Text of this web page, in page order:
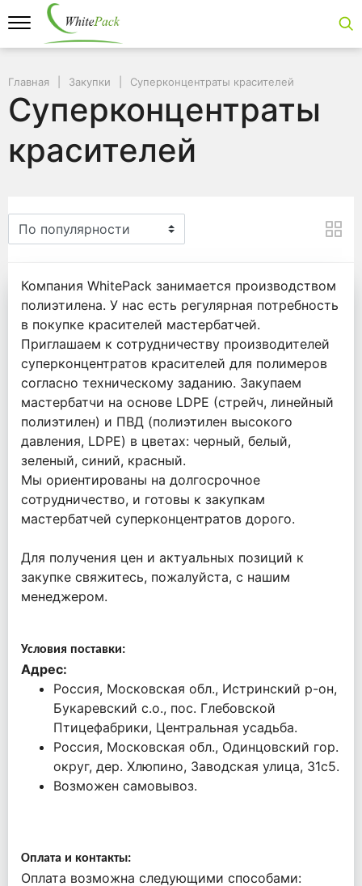
Главная Закупки Суперконцентраты красителей
Суперконцентраты
красителей
Суперконцентраты
Компания WhitePack занимается производством
полиэтилена. У нас есть регулярная потребность
в покупке красителей мастербатчей.
Приглашаем к сотрудничеству производителей
суперконцентратов красителей для полимеров
согласно техническому заданию. Закупаем
мастербатчи на основе LDPE (стрейч, линейный
полиэтилен) и ПВД (полиэтилен высокого
давления, LDPE) в цветах: черный, белый,
зеленый, синий, красный.
Мы ориентированы на долгосрочное
сотрудничество, и готовы к закупкам
мастербатчей суперконцентратов дорого.
Для получения цен и актуальных позиций к
закупке свяжитесь, пожалуйста, с нашим
менеджером.
Условия поставки:
Адрес:
Россия, Московская обл., Истринский р-он,
Букаревский с.о., пос. Глебовской
Птицефабрики, Центральная усадьба.
Россия, Московская обл., Одинцовский гор.
округ, дер. Хлюпино, Заводская улица, 31с5.
Возможен самовывоз.
Оплата и контакты:
Оплата возможна следующими способами: